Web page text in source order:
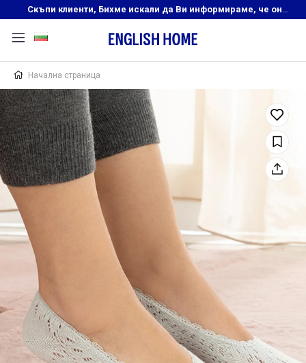
Скъпи клиенти, Бихме искали да Ви информираме, че онлайн магазинът на English Home преустановява своята дейност. Прекрасният ни и усмихнат екип ,Ви очаква в нашите физически магазини, където ще откриете любимите си продукти! Благодарим Ви, че сте част от семейството на Еnglish Home!
Начална страница